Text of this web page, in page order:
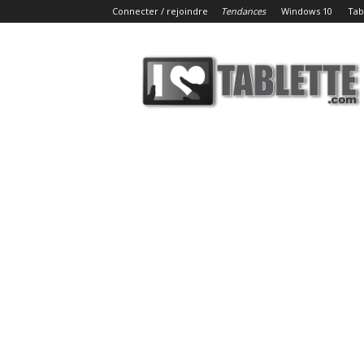
Connecter / rejoindre Tendances Windows 10